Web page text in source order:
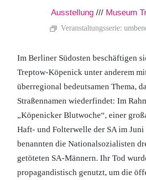
Ausstellung /// Museum
Veranstaltungsserie:
Im Berliner Südosten beschäftigen
Treptow-Köpenick unter anderem
überregional bedeutsamen Thema,
Straßennamen wiederfindet: Im
„Köpenicker Blutwoche“, einer
Haft- und Folterwelle der SA im Juni
benannten die Nationalsozialisten
getöteten SA-Männern. Ihr Tod
propagandistisch genutzt, um die